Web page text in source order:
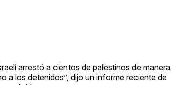
arrestó a cientos de palestinos de manera
a los detenidos”, dijo un informe reciente de